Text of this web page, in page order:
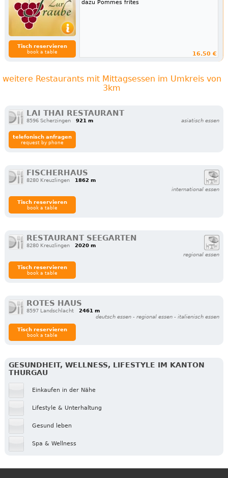
Tisch reservieren
book a table
dazu Pommes frites
16.50 €
weitere Restaurants mit Mittagsessen im Umkreis von
3km
LAI THAI RESTAURANT
8596 Scherzingen 921 m asiatisch essen
telefonisch anfragen
request by phone
FISCHERHAUS
8280 Kreuzlingen
1862 m
international essen
Tisch reservieren
book a table
RESTAURANT SEEGARTEN
8280 Kreuzlingen
2020 m
regional essen
Tisch reservieren
book a table
ROTES HAUS
8597 Landschlacht
2461 m
deutsch essen - regional essen - italienisch essen
Tisch reservieren
book a table
GESUNDHEIT, WELLNESS, LIFESTYLE IM KANTON
THURGAU
Einkaufen in der Nähe
Lifestyle & Unterhaltung
Gesund leben
Spa & Wellness